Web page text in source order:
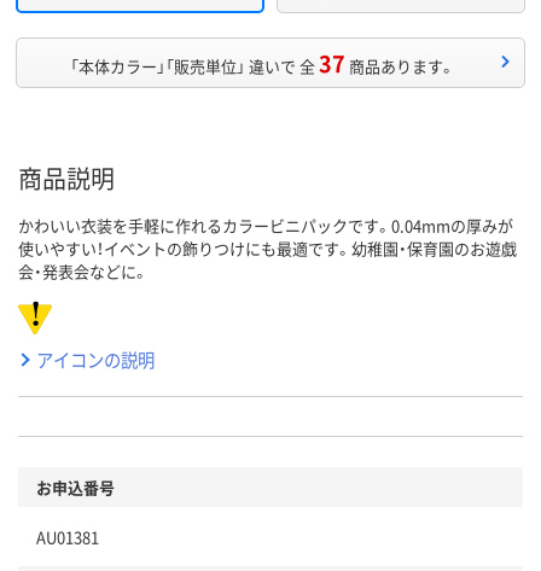
「本体カラー」「販売単位」 違いで 全37 商品あります。
商品説明
かわいい衣装を手軽に作れるカラービニパックです。0.04mmの厚みが
使いやすい！イベントの飾りつけにも最適です。幼稚園・保育園のお遊戯
会・発表会などに。
アイコンの説明
お申込番号
AU01381